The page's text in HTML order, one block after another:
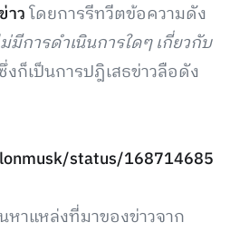
วโดยการรีทวีตข้อความดัง
ม่มีการดำเนินการใดๆ เกี่ยวกับ
ก็เป็นการปฎิเสธข่าวลือดัง
status/168714685
หาแหล่งที่มาของข่าวจาก